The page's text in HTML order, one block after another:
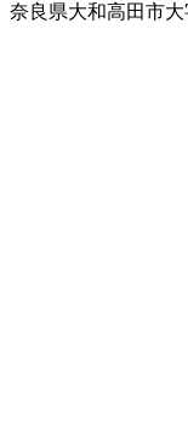
奈良県大和高田市大